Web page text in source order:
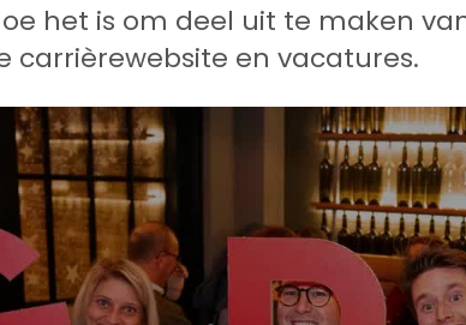
het is om deel uit te maken
carrièrewebsite en vacatures.